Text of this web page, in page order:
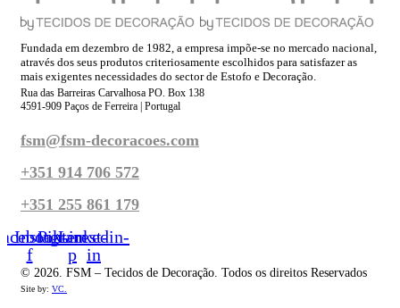
Fundada em dezembro de 1982, a empresa impõe-se no mercado nacional,
através dos seus produtos criteriosamente escolhidos para satisfazer as
mais exigentes necessidades do sector de Estofo e Decoração.
Rua das Barreiras Carvalhosa PO. Box 138
4591-909 Paços de Ferreira | Portugal
fsm@fsm-decoracoes.com
+351 914 706 572
+351 255 861 179
f
Instagram
Pinterest-
p
Linkedin-
in
© 2026. FSM – Tecidos de Decoração. Todos os direitos Reservados
Site by: VC.